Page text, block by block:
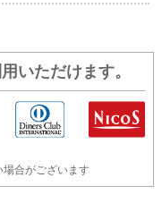
いただけます。
合がございます